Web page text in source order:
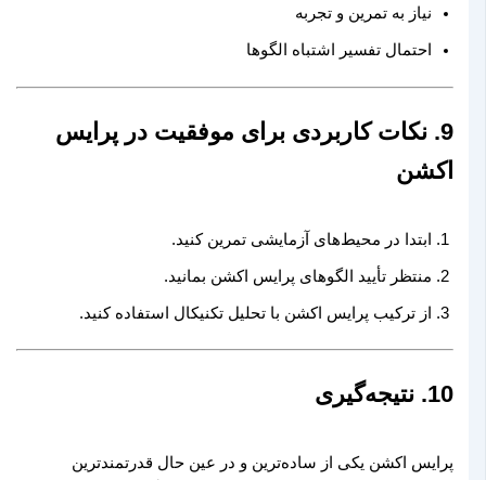
نیاز به تمرین و تجربه
احتمال تفسیر اشتباه الگوها
9. نکات کاربردی برای موفقیت در پرایس
اکشن
ابتدا در محیط‌های آزمایشی تمرین کنید.
منتظر تأیید الگوهای پرایس اکشن بمانید.
از ترکیب پرایس اکشن با تحلیل تکنیکال استفاده کنید.
10. نتیجه‌گیری
پرایس اکشن یکی از ساده‌ترین و در عین حال قدرتمندترین